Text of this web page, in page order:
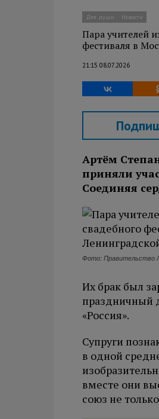
Для души Новости
Пара учителей
фестиваля в
21:15 08.07.2026
Артём
приняли
Соединяя
Фото: Правительство
Их брак был
праздничный
«Россия».
Супруги
в одной
вместе они
союз не